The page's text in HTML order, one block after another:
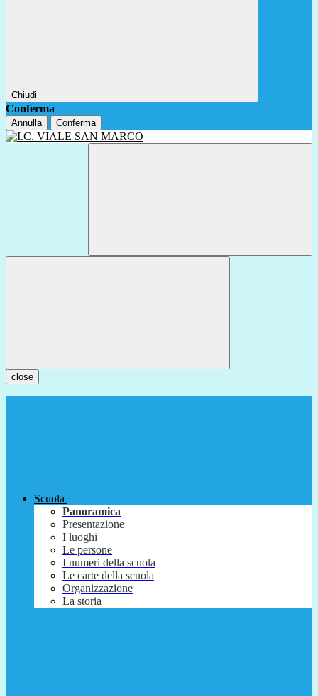
Chiudi
Conferma
Annulla Conferma
close
Scuola
Panoramica
Presentazione
I luoghi
Le persone
I numeri della scuola
Le carte della scuola
Organizzazione
La storia